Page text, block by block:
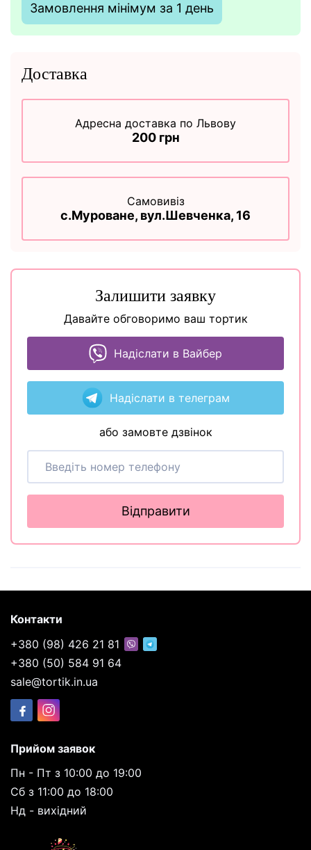
Замовлення мінімум за 1 день
Доставка
Адресна доставка по Львову
200 грн
Самовивіз
с.Муроване, вул.Шевченка, 16
Залишити заявку
Давайте обговоримо ваш тортик
Надіслати в Вайбер
Надіслати в телеграм
або замовте дзвінок
Відправити
Контакти
+380 (98) 426 21 81
+380 (50) 584 91 64
sale@tortik.in.ua
Прийом заявок
Пн - Пт з 10:00 до 19:00
Сб з 11:00 до 18:00
Нд - вихідний